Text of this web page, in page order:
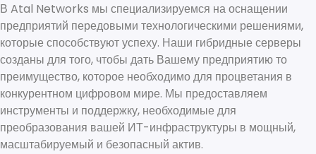
В Atal Networks мы специализируемся на оснащении
предприятий передовыми технологическими решениями,
которые способствуют успеху. Наши гибридные серверы
созданы для того, чтобы дать Вашему предприятию то
преимущество, которое необходимо для процветания в
конкурентном цифровом мире. Мы предоставляем
инструменты и поддержку, необходимые для
преобразования вашей ИТ-инфраструктуры в мощный,
масштабируемый и безопасный актив.